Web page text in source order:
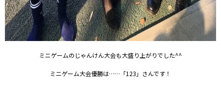
ミニゲームのじゃんけん大会も大盛り上がりでした^^
ミニゲーム大会優勝は……「123」さんです！